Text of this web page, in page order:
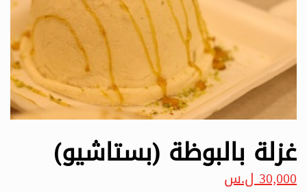
غزلة بالبوظة (بستاشيو)
30,000 ل.س